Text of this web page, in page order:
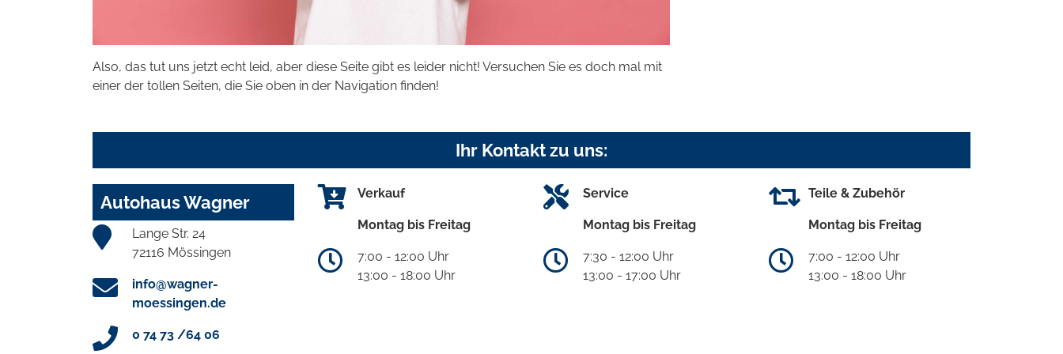
Also, das tut uns jetzt echt leid, aber diese Seite gibt es leider nicht! Versuchen Sie es doch mal mit
einer der tollen Seiten, die Sie oben in der Navigation finden!
Ihr Kontakt zu uns:
Autohaus Wagner
Lange Str. 24
72116 Mössingen
info@wagner-
moessingen.de
0 74 73 /64 06
Verkauf
Montag bis Freitag
7:00 - 12:00 Uhr
13:00 - 18:00 Uhr
Service
Montag bis Freitag
7:30 - 12:00 Uhr
13:00 - 17:00 Uhr
Teile & Zubehör
Montag bis Freitag
7:00 - 12:00 Uhr
13:00 - 18:00 Uhr